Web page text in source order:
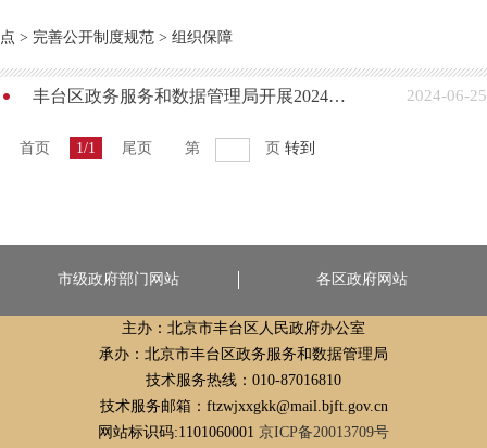
点 > 完善公开制度规范 > 组织保障
丰台区政务服务和数据管理局开展2024年依申请公开培训工作 2024-06-25
首页 1/1 尾页 第 页 转到
市级政府部门网站 各区政府网站
主办：北京市丰台区人民政府办公室
承办：北京市丰台区政务服务和数据管理局
技术服务热线：010-87016810
技术服务邮箱：ftzwjxxgkk@mail.bjft.gov.cn
网站标识码:1101060001 京ICP备20013709号